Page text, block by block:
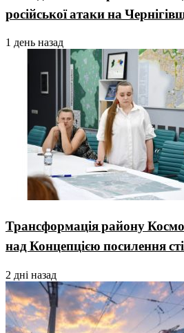
російської атаки на
1 день назад
Трансформація району
над Концепцією посилення
2 дні назад